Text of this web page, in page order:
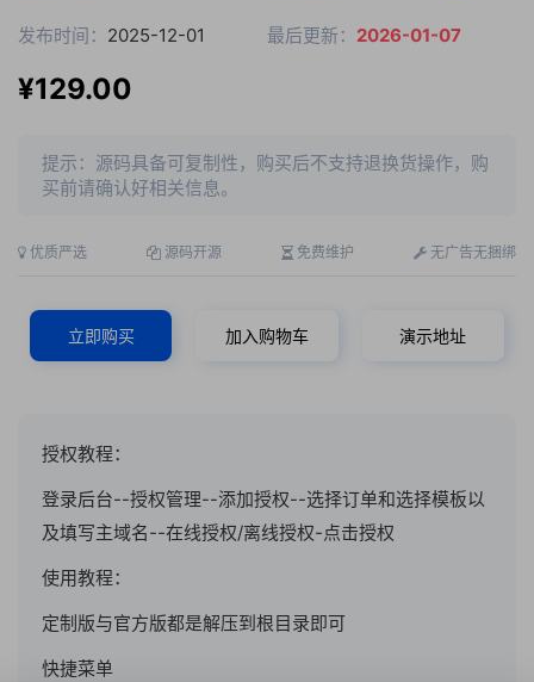
发布时间： 2025-12-01 最后更新： 2026-01-07
¥129.00
提示：源码具备可复制性，购买后不支持退换货操作，购
买前请确认好相关信息。
优质严选 源码开源 免费维护 无广告无捆绑
立即购买 加入购物车 演示地址
授权教程：
登录后台--授权管理--添加授权--选择订单和选择模板以
及填写主域名--在线授权/离线授权-点击授权
使用教程：
定制版与官方版都是解压到根目录即可
快捷菜单